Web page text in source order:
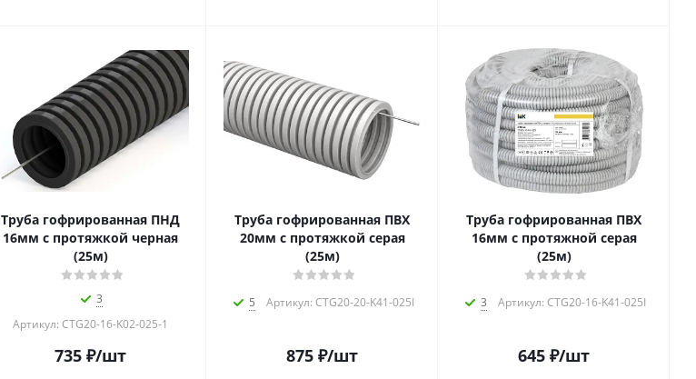
Труба гофрированная ПНД
16мм с протяжкой черная
(25м)
3
Артикул: CTG20-16-K02-025-1
735 ₽/шт
Труба гофрированная ПВХ
20мм с протяжкой серая
(25м)
5 Артикул: CTG20-20-K41-025I
875 ₽/шт
Труба гофрированная ПВХ
16мм с протяжной серая
(25м)
3 Артикул: CTG20-16-K41-025I
645 ₽/шт